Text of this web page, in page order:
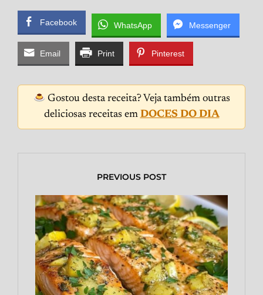
Facebook WhatsApp Messenger
Email Print Pinterest
Gostou desta receita? Veja também outras
deliciosas receitas em DOCES DO DIA
PREVIOUS POST